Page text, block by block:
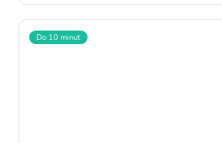
Do 10 minut